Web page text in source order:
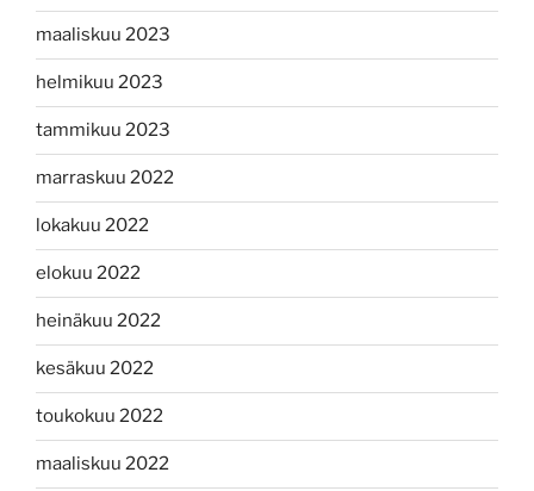
maaliskuu 2023
helmikuu 2023
tammikuu 2023
marraskuu 2022
lokakuu 2022
elokuu 2022
heinäkuu 2022
kesäkuu 2022
toukokuu 2022
maaliskuu 2022